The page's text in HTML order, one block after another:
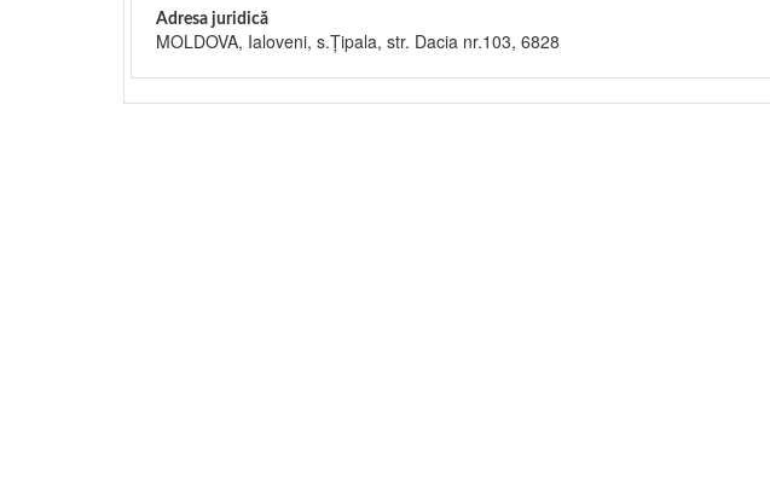
Adresa juridică
MOLDOVA, Ialoveni, s.Ţipala, str. Dacia nr.103, 6828